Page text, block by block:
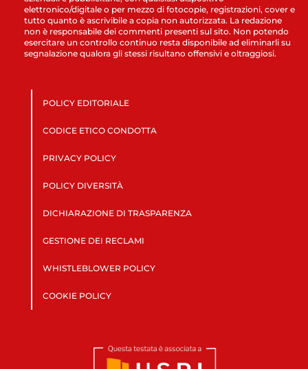
elettronico/digitale o per mezzo di fotocopie, registrazioni, cover e
tutto quanto è ascrivibile a copia non autorizzata. La redazione
non è responsabile dei commenti presenti sul sito. Non potendo
esercitare un controllo continuo resta disponibile ad eliminarli su
segnalazione qualora gli stessi risultano offensivi e oltraggiosi.
POLICY EDITORIALE
CODICE ETICO CONDOTTA
PRIVACY POLICY
POLICY DIVERSITÀ
DICHIARAZIONE DI TRASPARENZA
GESTIONE DEI RECLAMI
WHISTLEBLOWER POLICY
COOKIE POLICY